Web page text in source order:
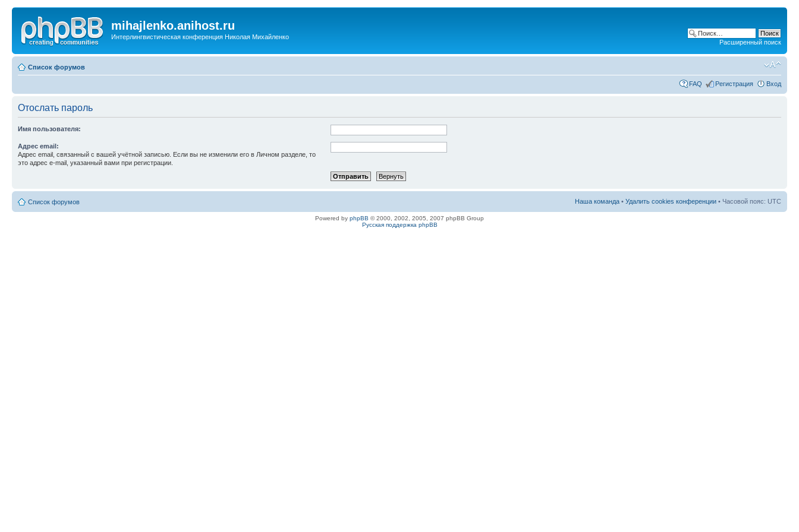
mihajlenko.anihost.ru
Интерлингвистическая конференция Николая Михайленко
Расширенный поиск
Список форумов
FAQ Регистрация Вход
Отослать пароль
Имя пользователя:
Адрес email:
Адрес email, связанный с вашей учётной записью. Если вы не изменили его в Личном разделе, то
это адрес e-mail, указанный вами при регистрации.
Список форумов Наша команда • Удалить cookies конференции • Часовой пояс: UTC
Powered by phpBB © 2000, 2002, 2005, 2007 phpBB Group
Русская поддержка phpBB